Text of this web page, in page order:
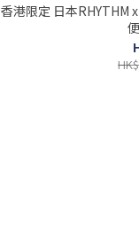
香港限定 日本RHYTHM